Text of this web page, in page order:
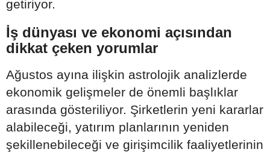
getiriyor.
İş dünyası ve ekonomi açısından
dikkat çeken yorumlar
Ağustos ayına ilişkin astrolojik analizlerde
ekonomik gelişmeler de önemli başlıklar
arasında gösteriliyor. Şirketlerin yeni kararlar
alabileceği, yatırım planlarının yeniden
şekillenebileceği ve girişimcilik faaliyetlerinin